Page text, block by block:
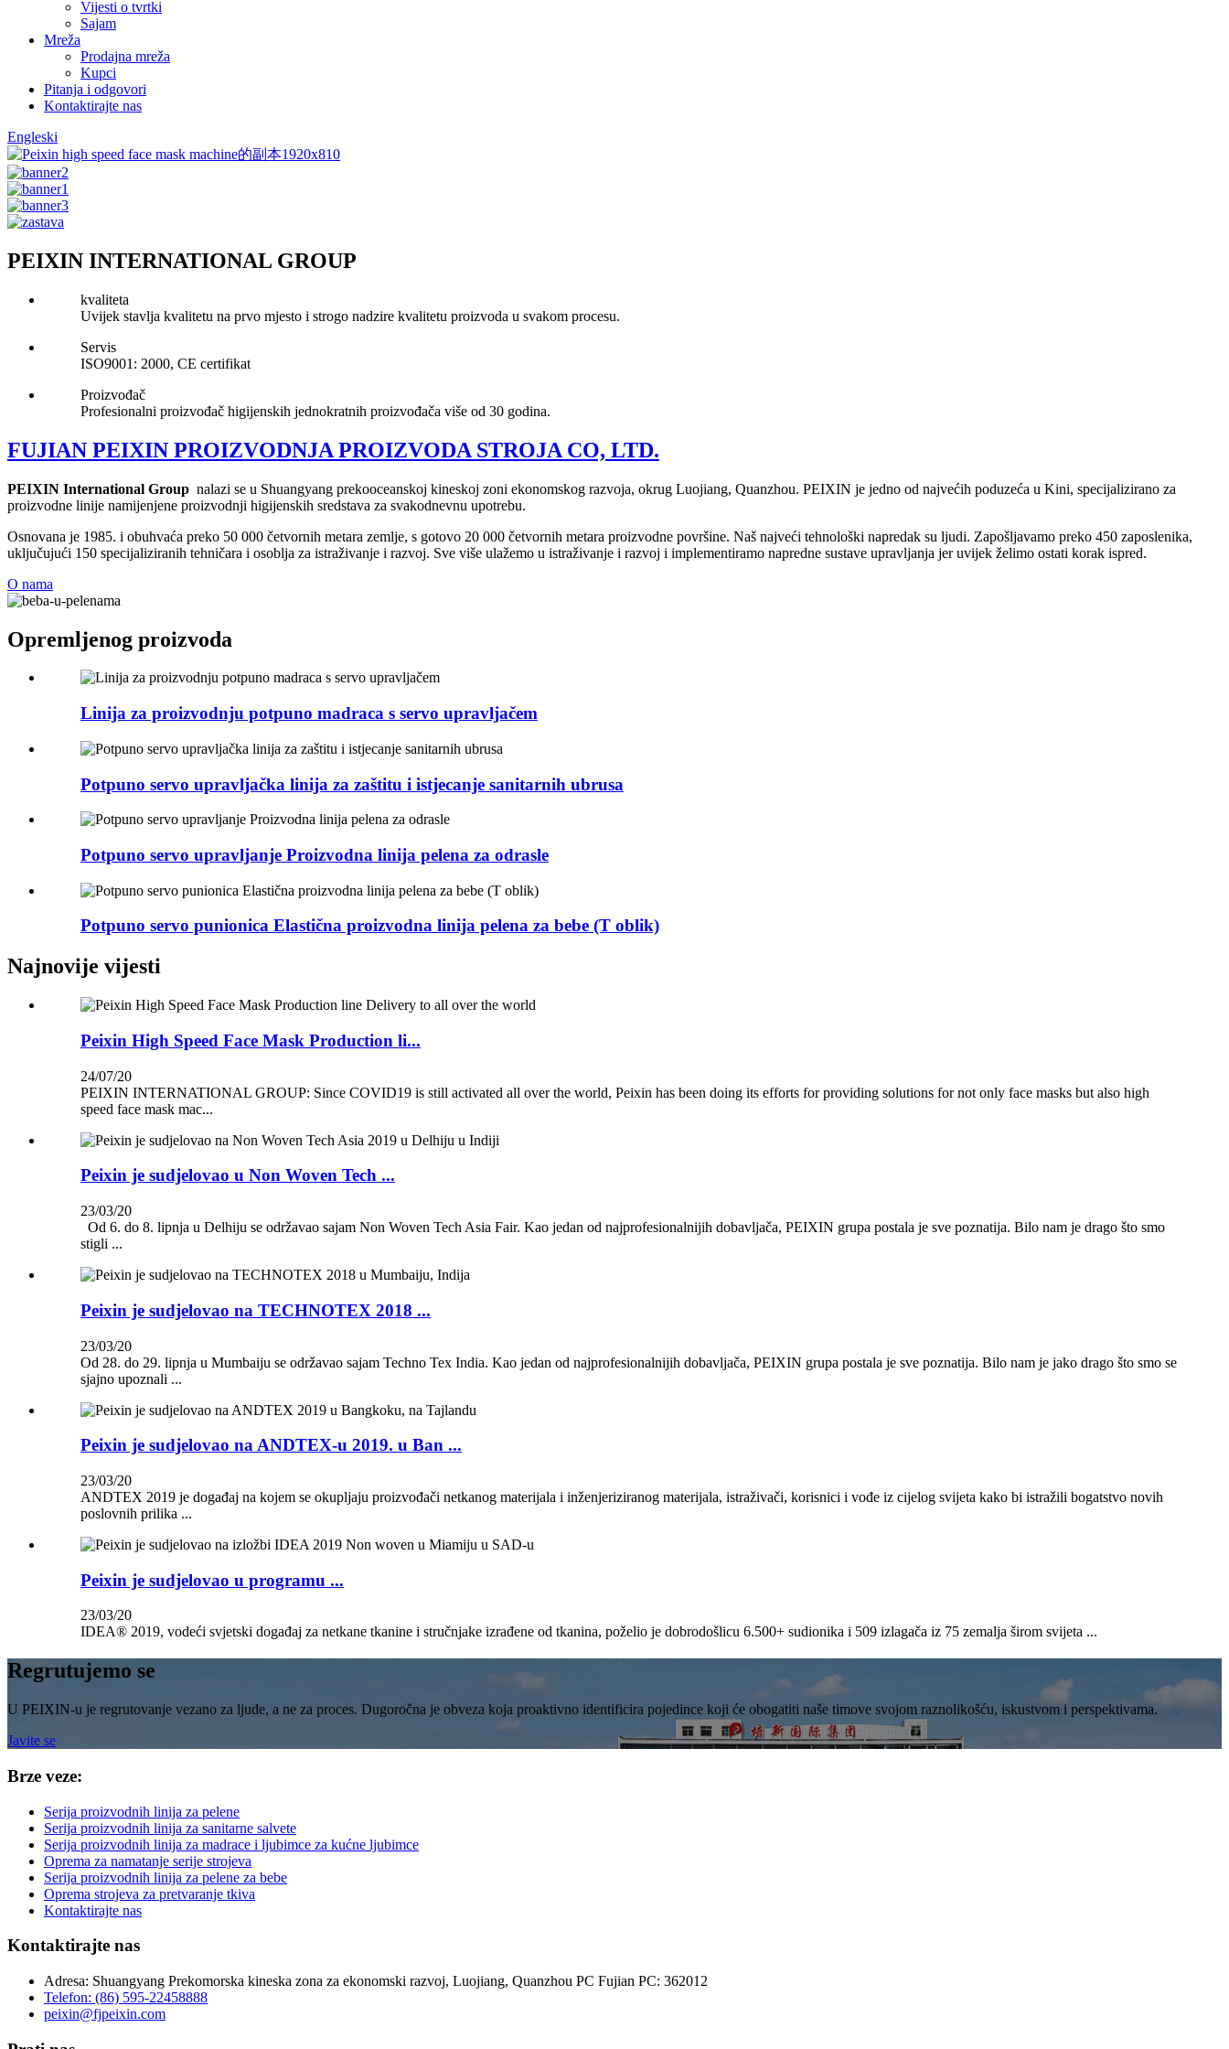
Vijesti o tvrtki
Sajam
Mreža
Prodajna mreža
Kupci
Pitanja i odgovori
Kontaktirajte nas
Engleski
PEIXIN INTERNATIONAL GROUP
kvaliteta
Uvijek stavlja kvalitetu na prvo mjesto i strogo nadzire kvalitetu proizvoda u svakom procesu.
Servis
ISO9001: 2000, CE certifikat
Proizvođač
Profesionalni proizvođač higijenskih jednokratnih proizvođača više od 30 godina.
FUJIAN PEIXIN PROIZVODNJA PROIZVODA STROJA CO, LTD.
PEIXIN International Group nalazi se u Shuangyang prekooceanskoj kineskoj zoni ekonomskog razvoja, okrug Luojiang, Quanzhou. PEIXIN je jedno od najvećih poduzeća u Kini, specijalizirano za
proizvodne linije namijenjene proizvodnji higijenskih sredstava za svakodnevnu upotrebu.
Osnovana je 1985. i obuhvaća preko 50 000 četvornih metara zemlje, s gotovo 20 000 četvornih metara proizvodne površine. Naš najveći tehnološki napredak su ljudi. Zapošljavamo preko 450 zaposlenika,
uključujući 150 specijaliziranih tehničara i osoblja za istraživanje i razvoj. Sve više ulažemo u istraživanje i razvoj i implementiramo napredne sustave upravljanja jer uvijek želimo ostati korak ispred.
O nama
Opremljenog proizvoda
Linija za proizvodnju potpuno madraca s servo upravljačem
Potpuno servo upravljačka linija za zaštitu i istjecanje sanitarnih ubrusa
Potpuno servo upravljanje Proizvodna linija pelena za odrasle
Potpuno servo punionica Elastična proizvodna linija pelena za bebe (T oblik)
Najnovije vijesti
Peixin High Speed Face Mask Production li...
24/07/20
PEIXIN INTERNATIONAL GROUP: Since COVID19 is still activated all over the world, Peixin has been doing its efforts for providing solutions for not only face masks but also high
speed face mask mac...
Peixin je sudjelovao u Non Woven Tech ...
23/03/20
Od 6. do 8. lipnja u Delhiju se održavao sajam Non Woven Tech Asia Fair. Kao jedan od najprofesionalnijih dobavljača, PEIXIN grupa postala je sve poznatija. Bilo nam je drago što smo
stigli ...
Peixin je sudjelovao na TECHNOTEX 2018 ...
23/03/20
Od 28. do 29. lipnja u Mumbaiju se održavao sajam Techno Tex India. Kao jedan od najprofesionalnijih dobavljača, PEIXIN grupa postala je sve poznatija. Bilo nam je jako drago što smo se
sjajno upoznali ...
Peixin je sudjelovao na ANDTEX-u 2019. u Ban ...
23/03/20
ANDTEX 2019 je događaj na kojem se okupljaju proizvođači netkanog materijala i inženjeriziranog materijala, istraživači, korisnici i vođe iz cijelog svijeta kako bi istražili bogatstvo novih
poslovnih prilika ...
Peixin je sudjelovao u programu ...
23/03/20
IDEA® 2019, vodeći svjetski događaj za netkane tkanine i stručnjake izrađene od tkanina, poželio je dobrodošlicu 6.500+ sudionika i 509 izlagača iz 75 zemalja širom svijeta ...
Regrutujemo se
U PEIXIN-u je regrutovanje vezano za ljude, a ne za proces. Dugoročna je obveza koja proaktivno identificira pojedince koji će obogatiti naše timove svojom raznolikošću, iskustvom i perspektivama.
Javite se
Brze veze:
Serija proizvodnih linija za pelene
Serija proizvodnih linija za sanitarne salvete
Serija proizvodnih linija za madrace i ljubimce za kućne ljubimce
Oprema za namatanje serije strojeva
Serija proizvodnih linija za pelene za bebe
Oprema strojeva za pretvaranje tkiva
Kontaktirajte nas
Kontaktirajte nas
Adresa: Shuangyang Prekomorska kineska zona za ekonomski razvoj, Luojiang, Quanzhou PC Fujian PC: 362012
Telefon: (86) 595-22458888
peixin@fjpeixin.com